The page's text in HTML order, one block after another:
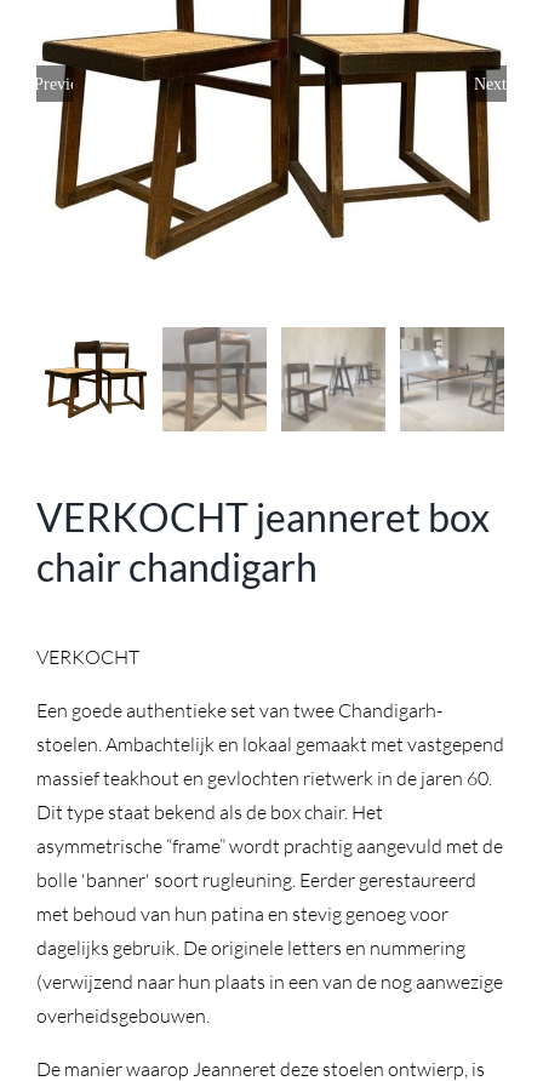
Previous Next
VERKOCHT jeanneret box
chair chandigarh
VERKOCHT
Een goede authentieke set van twee Chandigarh-
stoelen. Ambachtelijk en lokaal gemaakt met vastgepend
massief teakhout en gevlochten rietwerk in de jaren 60.
Dit type staat bekend als de box chair. Het
asymmetrische “frame” wordt prachtig aangevuld met de
bolle 'banner' soort rugleuning. Eerder gerestaureerd
met behoud van hun patina en stevig genoeg voor
dagelijks gebruik. De originele letters en nummering
(verwijzend naar hun plaats in een van de nog aanwezige
overheidsgebouwen.
De manier waarop Jeanneret deze stoelen ontwierp, is